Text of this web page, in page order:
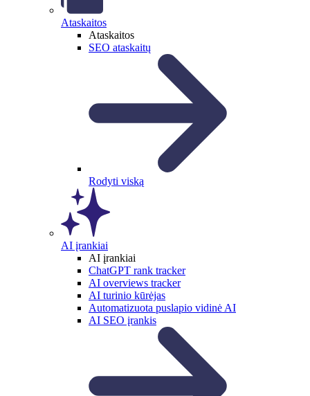
Ataskaitos
Ataskaitos
SEO ataskaitų
Rodyti viską
AI įrankiai
AI įrankiai
ChatGPT rank tracker
AI overviews tracker
AI turinio kūrėjas
Automatizuota puslapio vidinė AI
AI SEO įrankis